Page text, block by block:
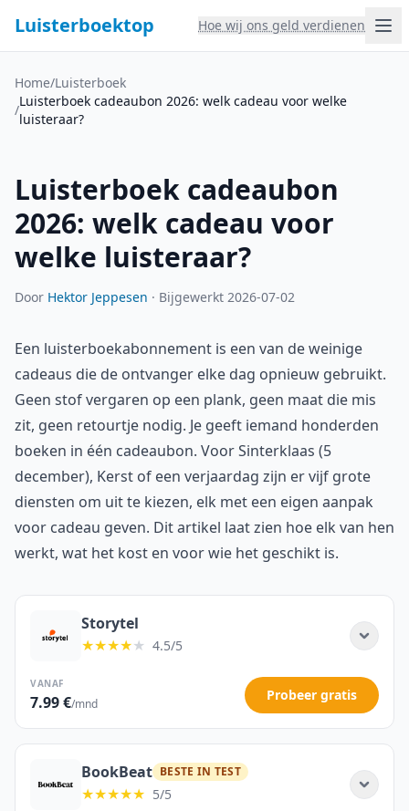
Luisterboektop Hoe wij ons geld verdienen
Home/Luisterboek
/
Luisterboek cadeaubon 2026: welk cadeau voor welke
luisteraar?
Luisterboek cadeaubon
2026: welk cadeau voor
welke luisteraar?
Door Hektor Jeppesen · Bijgewerkt 2026-07-02
Een luisterboekabonnement is een van de weinige
cadeaus die de ontvanger elke dag opnieuw gebruikt.
Geen stof vergaren op een plank, geen maat die mis
zit, geen retourtje nodig. Je geeft iemand honderden
boeken in één cadeaubon. Voor Sinterklaas (5
december), Kerst of een verjaardag zijn er vijf grote
diensten om uit te kiezen, elk met een eigen aanpak
voor cadeau geven. Dit artikel laat zien hoe elk van hen
werkt, wat het kost en voor wie het geschikt is.
Storytel
★★★★★ 4.5/5
VANAF
7.99 €/mnd
Probeer gratis
BookBeat BESTE IN TEST
★★★★★ 5/5